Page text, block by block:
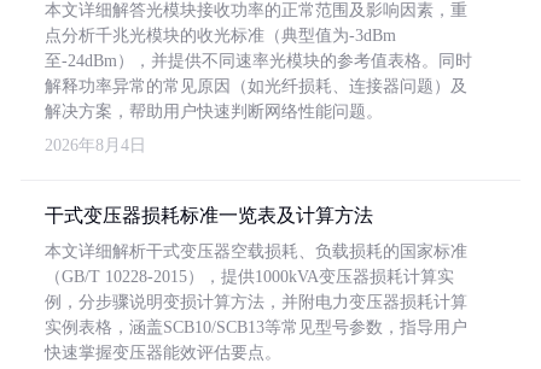
本文详细解答光模块接收功率的正常范围及影响因素，重
点分析千兆光模块的收光标准（典型值为-3dBm
至-24dBm），并提供不同速率光模块的参考值表格。同时
解释功率异常的常见原因（如光纤损耗、连接器问题）及
解决方案，帮助用户快速判断网络性能问题。
2026年8月4日
干式变压器损耗标准一览表及计算方法
本文详细解析干式变压器空载损耗、负载损耗的国家标准
（GB/T 10228-2015），提供1000kVA变压器损耗计算实
例，分步骤说明变损计算方法，并附电力变压器损耗计算
实例表格，涵盖SCB10/SCB13等常见型号参数，指导用户
快速掌握变压器能效评估要点。